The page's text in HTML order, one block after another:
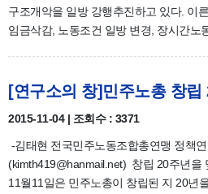
구조개악을 일방 강행추진하고 있다. 이
임금삭감, 노동조건 일방 변경, 장시간노
[연구소의 창]민주노총 창립
2015-11-04 | 조회수 : 3371
-김태현 전국민주노동조합총연맹 정책
(kimth419@hanmail.net) 창립 20주년을
11월11일은 민주노총이 창립된 지 20년